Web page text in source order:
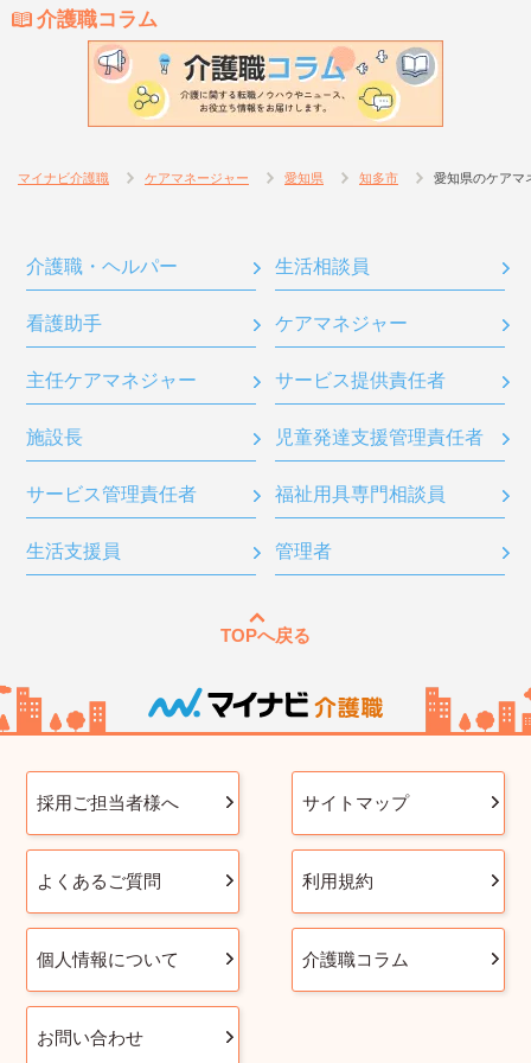
介護職コラム
マイナビ介護職 ケアマネージャー 愛知県 知多市 愛知県のケアマ
介護職・ヘルパー 生活相談員
看護助手 ケアマネジャー
主任ケアマネジャー サービス提供責任者
施設長 児童発達支援管理責任者
サービス管理責任者 福祉用具専門相談員
生活支援員 管理者
TOPへ戻る
採用ご担当者様へ サイトマップ
よくあるご質問 利用規約
個人情報について 介護職コラム
お問い合わせ